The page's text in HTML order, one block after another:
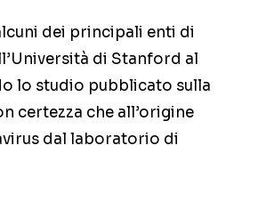
dei principali enti di
di Stanford al
lo studio pubblicato sulla
certezza che all’origine
dal laboratorio di